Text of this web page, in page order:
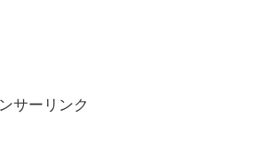
サーリンク